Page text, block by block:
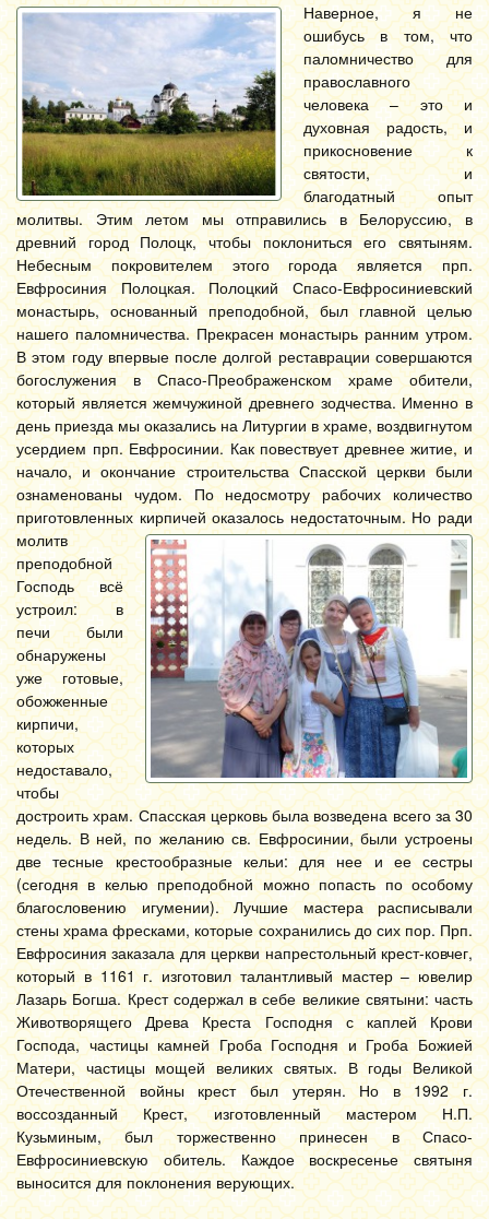
Наверное, я не
ошибусь в том, что
паломничество для
православного
человека – это и
духовная радость, и
прикосновение к
святости, и
благодатный опыт
молитвы. Этим летом мы отправились в Белоруссию, в
древний город Полоцк, чтобы поклониться его святыням.
Небесным покровителем этого города является прп.
Евфросиния Полоцкая. Полоцкий Спасо-Евфросиниевский
монастырь, основанный преподобной, был главной целью
нашего паломничества. Прекрасен монастырь ранним утром.
В этом году впервые после долгой реставрации совершаются
богослужения в Спасо-Преображенском храме обители,
который является жемчужиной древнего зодчества. Именно в
день приезда мы оказались на Литургии в храме, воздвигнутом
усердием прп. Евфросинии. Как повествует древнее житие, и
начало, и окончание строительства Спасской церкви были
ознаменованы чудом. По недосмотру рабочих количество
приготовленных кирпичей оказалось недостаточным. Но ради
молитв
преподобной
Господь всё
устроил: в
печи были
обнаружены
уже готовые,
обожженные
кирпичи,
которых
недоставало,
чтобы
достроить храм. Спасская церковь была возведена всего за 30
недель. В ней, по желанию св. Евфросинии, были устроены
две тесные крестообразные кельи: для нее и ее сестры
(сегодня в келью преподобной можно попасть по особому
благословению игумении). Лучшие мастера расписывали
стены храма фресками, которые сохранились до сих пор. Прп.
Евфросиния заказала для церкви напрестольный крест-ковчег,
который в 1161 г. изготовил талантливый мастер – ювелир
Лазарь Богша. Крест содержал в себе великие святыни: часть
Животворящего Древа Креста Господня с каплей Крови
Господа, частицы камней Гроба Господня и Гроба Божией
Матери, частицы мощей великих святых. В годы Великой
Отечественной войны крест был утерян. Но в 1992 г.
воссозданный Крест, изготовленный мастером Н.П.
Кузьминым, был торжественно принесен в Спасо-
Евфросиниевскую обитель. Каждое воскресенье святыня
выносится для поклонения верующих.